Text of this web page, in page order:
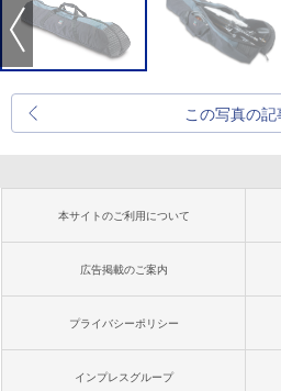
この写真の記
本サイトのご利用について
広告掲載のご案内
プライバシーポリシー
インプレスグループ